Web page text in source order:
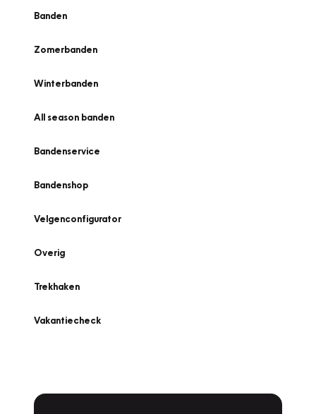
Banden
Zomerbanden
Winterbanden
All season banden
Bandenservice
Bandenshop
Velgenconfigurator
Overig
Trekhaken
Vakantiecheck